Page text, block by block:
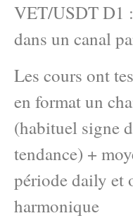
VET/USDT D1
dans un canal
Les cours ont
en format un
(habituel signe
tendance) +
période daily et
harmonique